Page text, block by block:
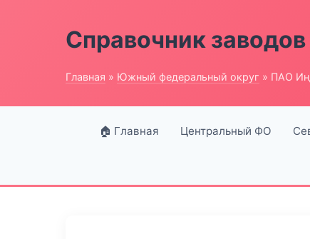
Справочник
Главная » Южный федеральный округ » ПАО
🏠 Главная Центральный ФО